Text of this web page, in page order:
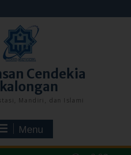
Cendekia
Mandiri, dan Islami
Menu